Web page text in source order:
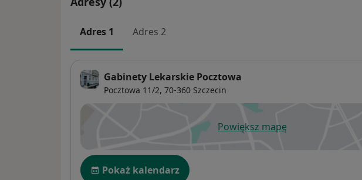
Adres 1 Adres 2
Gabinety Lekarskie Pocztowa
Pocztowa 11/2, 70-360 Szczecin
Powiększ mapęotwiera się w nowej karcie
Dostępność
Pokaż kalendarz